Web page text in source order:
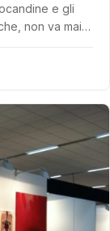
e gli
non va mai…